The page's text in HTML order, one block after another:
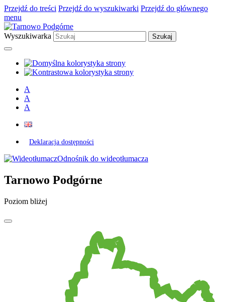
Przejdź do treści Przejdź do wyszukiwarki Przejdź do głównego
menu
Wyszukiwarka
A
A
A
Deklaracja dostępności
Odnośnik do wideotłumacza
Tarnowo Podgórne
Poziom bliżej